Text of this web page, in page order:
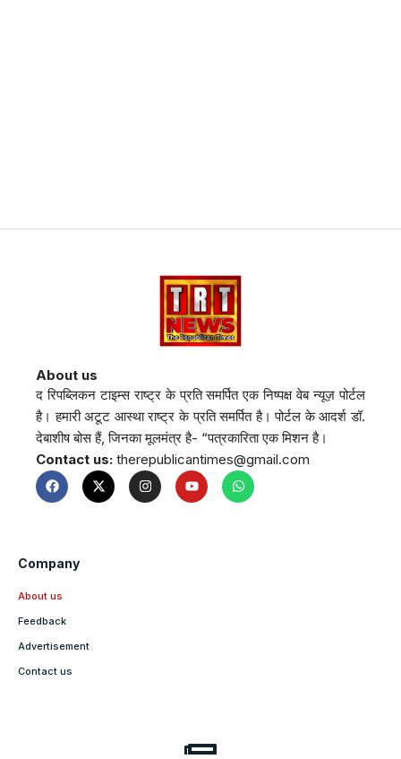
About us
द रिपब्लिकन टाइम्स राष्ट्र के प्रति समर्पित एक निष्पक्ष वेब न्यूज़ पोर्टल
है। हमारी अटूट आस्था राष्ट्र के प्रति समर्पित है। पोर्टल के आदर्श डॉ.
देबाशीष बोस हैं, जिनका मूलमंत्र है- “पत्रकारिता एक मिशन है।
Contact us: therepublicantimes@gmail.com
Company
About us
Feedback
Advertisement
Contact us